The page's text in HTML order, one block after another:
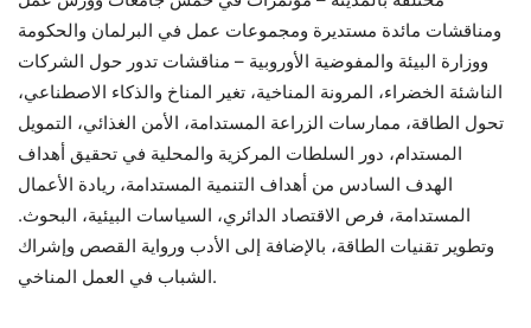
ومناقشات مائدة مستديرة ومجموعات عمل في البرلمان والحكومة
ووزارة البيئة والمفوضية الأوروبية – مناقشات تدور حول الشركات
الناشئة الخضراء، المرونة المناخية، تغير المناخ والذكاء الاصطناعي،
تحول الطاقة، ممارسات الزراعة المستدامة، الأمن الغذائي، التمويل
المستدام، دور السلطات المركزية والمحلية في تحقيق أهداف
الهدف السادس من أهداف التنمية المستدامة، ريادة الأعمال
المستدامة، فرص الاقتصاد الدائري، السياسات البيئية، البحوث.
وتطوير تقنيات الطاقة، بالإضافة إلى الأدب ورواية القصص وإشراك
الشباب في العمل المناخي.